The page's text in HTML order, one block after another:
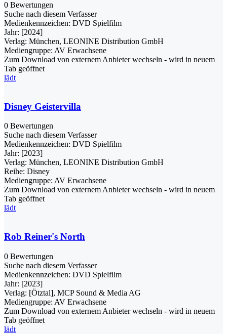
0 Bewertungen
Suche nach diesem Verfasser
Medienkennzeichen: DVD Spielfilm
Jahr: [2024]
Verlag: München, LEONINE Distribution GmbH
Mediengruppe: AV Erwachsene
Zum Download von externem Anbieter wechseln - wird in neuem
Tab geöffnet
lädt
Disney Geistervilla
0 Bewertungen
Suche nach diesem Verfasser
Medienkennzeichen: DVD Spielfilm
Jahr: [2023]
Verlag: München, LEONINE Distribution GmbH
Reihe: Disney
Mediengruppe: AV Erwachsene
Zum Download von externem Anbieter wechseln - wird in neuem
Tab geöffnet
lädt
Rob Reiner's North
0 Bewertungen
Suche nach diesem Verfasser
Medienkennzeichen: DVD Spielfilm
Jahr: [2023]
Verlag: [Ötztal], MCP Sound & Media AG
Mediengruppe: AV Erwachsene
Zum Download von externem Anbieter wechseln - wird in neuem
Tab geöffnet
lädt